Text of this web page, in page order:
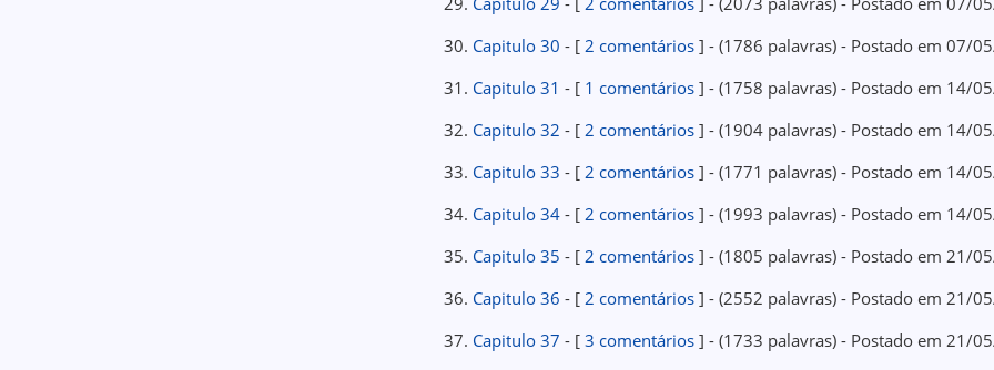
30. Capitulo 30 - [2 comentários ] - (1786 palavras) - Postado em 07/
31. Capitulo 31 - [ 1 comentários ] - (1758 palavras) - Postado em 14/
32. Capitulo 32 - [2 comentários ] - (1904 palavras) - Postado em 14/
33. Capitulo 33 - [2 comentários ] - (1771 palavras) - Postado em 14/
34. Capitulo 34 - [2 comentários ] - (1993 palavras) - Postado em 14/
35. Capitulo 35 - [2 comentários ] - (1805 palavras) - Postado em 21/
36. Capitulo 36 - [2 comentários ] - (2552 palavras) - Postado em 21/
37. Capitulo 37 - [3 comentários ] - (1733 palavras) - Postado em 21/